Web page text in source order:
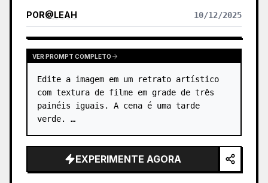
POR@LEAH 10/12/2025
VER PROMPT COMPLETO
Edite a imagem em um retrato artístico
com textura de filme em grade de três
painéis iguais. A cena é uma tarde
verde. …
EXPERIMENTE AGORA